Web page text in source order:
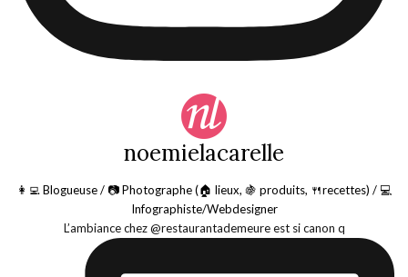
noemielacarelle
👩‍💻 Blogueuse / 📷 Photographe (🏠 lieux, 🍇 produits, 🍴recettes) / 💻
Infographiste/Webdesigner
L’ambiance chez @restaurantademeure est si canon q